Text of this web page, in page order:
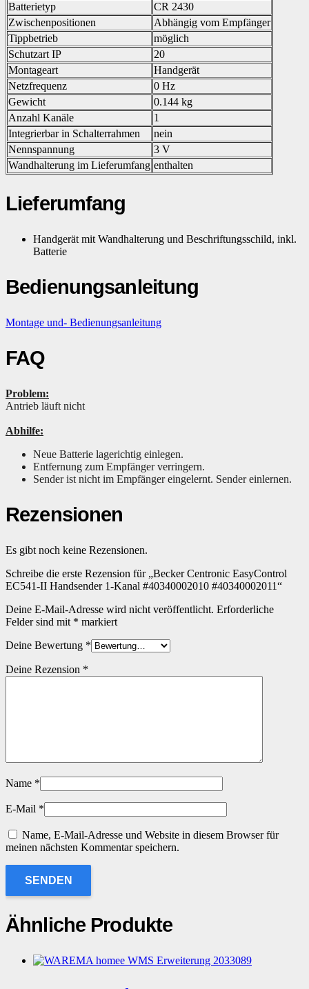
Batterietyp
CR 2430
Zwischenpositionen
Abhängig vom Empfänger
Tippbetrieb
möglich
Schutzart IP
20
Montageart
Handgerät
Netzfrequenz
0 Hz
Gewicht
0.144 kg
Anzahl Kanäle
1
Integrierbar in Schalterrahmen
nein
Nennspannung
3 V
Wandhalterung im Lieferumfang enthalten
Lieferumfang
Handgerät mit Wandhalterung und Beschriftungsschild, inkl.
Batterie
Bedienungsanleitung
Montage und- Bedienungsanleitung
FAQ
Problem:
Antrieb läuft nicht
Abhilfe:
Neue Batterie lagerichtig einlegen.
Entfernung zum Empfänger verringern.
Sender ist nicht im Empfänger eingelernt. Sender einlernen.
Rezensionen
Es gibt noch keine Rezensionen.
Schreibe die erste Rezension für „Becker Centronic EasyControl
EC541-II Handsender 1-Kanal #40340002010 #40340002011“
Deine E-Mail-Adresse wird nicht veröffentlicht. Erforderliche
Felder sind mit * markiert
Deine Bewertung *
Deine Rezension *
Name *
E-Mail *
Name, E-Mail-Adresse und Website in diesem Browser für
meinen nächsten Kommentar speichern.
Ähnliche Produkte